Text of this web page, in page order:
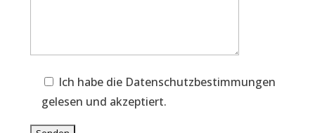
Ich habe die Datenschutzbestimmungen
gelesen und akzeptiert.